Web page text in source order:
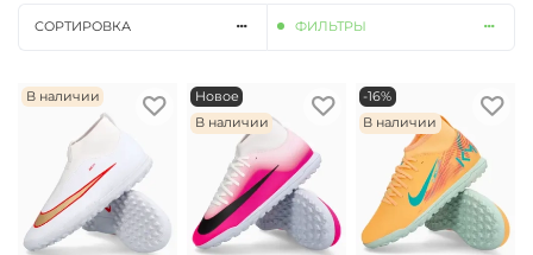
СОРТИРОВКА ФИЛЬТРЫ
В наличии
Новое
В наличии
-16%
В наличии